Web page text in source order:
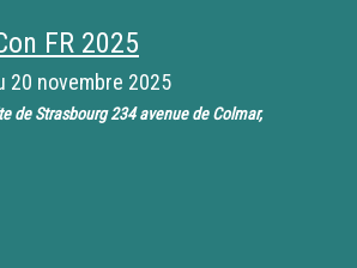
FR 2025
20 novembre 2025
de Strasbourg 234 avenue de Colmar,